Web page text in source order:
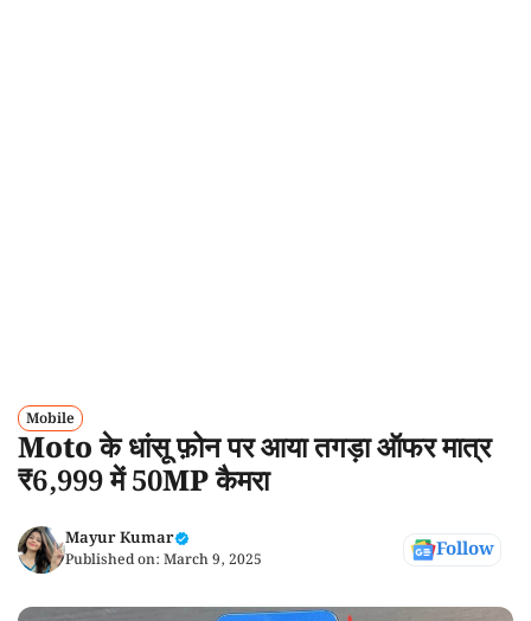
Mobile
Moto के धांसू फ़ोन पर आया तगड़ा ऑफर मात्र
₹6,999 में 50MP कैमरा
Mayur Kumar
Published on: March 9, 2025 Follow